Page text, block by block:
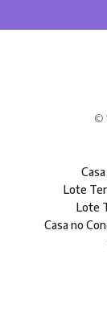
©
Lote
Lote
Casa no